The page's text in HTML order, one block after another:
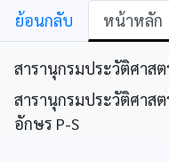
ย้อนกลับ หน้าหลัก
สารานุกรมประวัติศาส
สารานุกรมประวัติศาส
อักษร P-S